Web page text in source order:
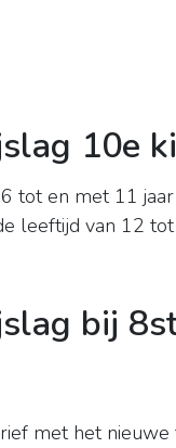
10e
tot en met 11
leeftijd van 12
bij
met het